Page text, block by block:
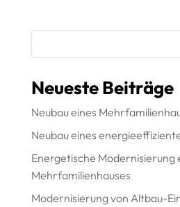
Neueste Beiträge
Neubau eines
Neubau eines
Energetische Modernisierung
Mehrfamilienhauses
Modernisierung von Altbau-